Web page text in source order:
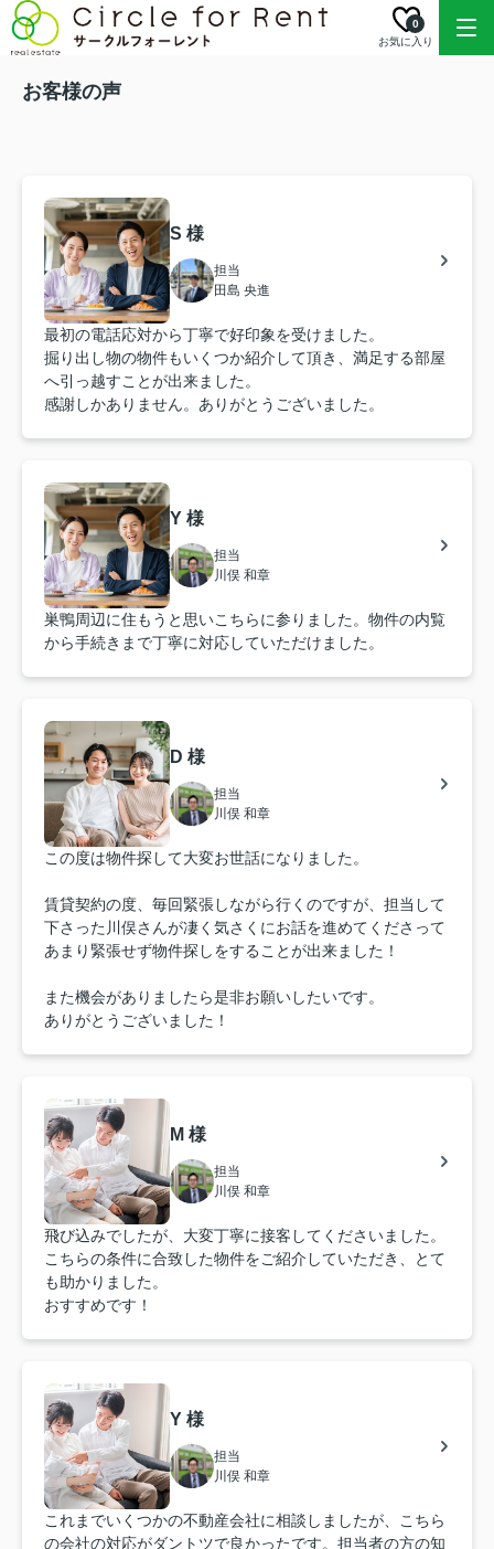
お気に入り
0
お客様の声
S 様
担当
田島 央進
最初の電話応対から丁寧で好印象を受けました。
掘り出し物の物件もいくつか紹介して頂き、満足する部屋
へ引っ越すことが出来ました。
感謝しかありません。ありがとうございました。
Y 様
担当
川俣 和章
巣鴨周辺に住もうと思いこちらに参りました。物件の内覧
から手続きまで丁寧に対応していただけました。
D 様
担当
川俣 和章
この度は物件探して大変お世話になりました。
賃貸契約の度、毎回緊張しながら行くのですが、担当して
下さった川俣さんが凄く気さくにお話を進めてくださって
あまり緊張せず物件探しをすることが出来ました！
また機会がありましたら是非お願いしたいです。
ありがとうございました！
M 様
担当
川俣 和章
飛び込みでしたが、大変丁寧に接客してくださいました。
こちらの条件に合致した物件をご紹介していただき、とて
も助かりました。
おすすめです！
Y 様
担当
川俣 和章
これまでいくつかの不動産会社に相談しましたが、こちら
の会社の対応がダントツで良かったです。担当者の方の知